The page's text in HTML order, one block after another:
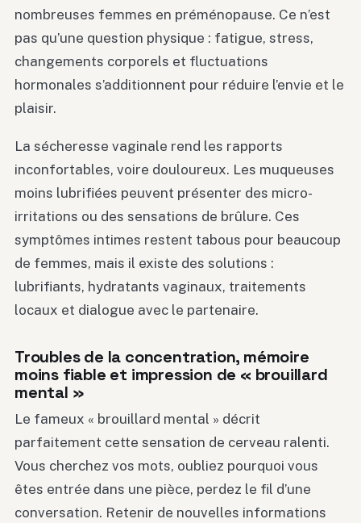
nombreuses femmes en préménopause. Ce n’est
pas qu’une question physique : fatigue, stress,
changements corporels et fluctuations
hormonales s’additionnent pour réduire l’envie et le
plaisir.
La sécheresse vaginale rend les rapports
inconfortables, voire douloureux. Les muqueuses
moins lubrifiées peuvent présenter des micro-
irritations ou des sensations de brûlure. Ces
symptômes intimes restent tabous pour beaucoup
de femmes, mais il existe des solutions :
lubrifiants, hydratants vaginaux, traitements
locaux et dialogue avec le partenaire.
Troubles de la concentration, mémoire
moins fiable et impression de « brouillard
mental »
Le fameux « brouillard mental » décrit
parfaitement cette sensation de cerveau ralenti.
Vous cherchez vos mots, oubliez pourquoi vous
êtes entrée dans une pièce, perdez le fil d’une
conversation. Retenir de nouvelles informations